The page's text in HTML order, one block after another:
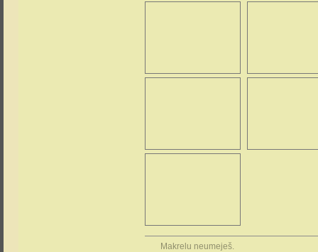
Makrelu neumeješ.